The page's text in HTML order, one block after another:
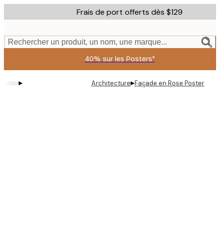
to
content.
Frais de port offerts dès $129
Rechercher un produit, un nom, une marque...
40% sur les Posters*
▸ Architecture▸Façade en Rose Poster